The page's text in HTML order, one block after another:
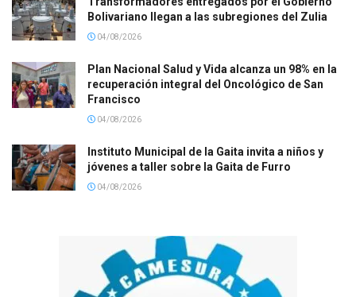
Bolivariano llegan a las subregiones del Zulia
04/08/2026
Plan Nacional Salud y Vida alcanza un 98% en la
recuperación integral del Oncológico de San
Francisco
04/08/2026
Instituto Municipal de la Gaita invita a niños y
jóvenes a taller sobre la Gaita de Furro
04/08/2026